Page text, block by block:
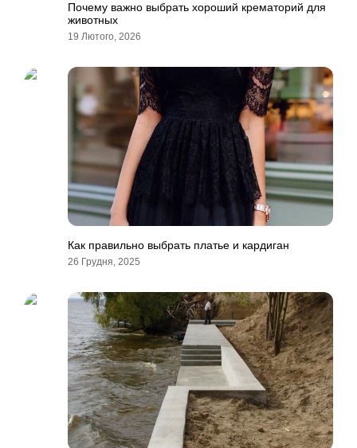
Почему важно выбрать хороший крематорий для
животных
19 Лютого, 2026
Как правильно выбрать платье и кардиган
26 Грудня, 2025